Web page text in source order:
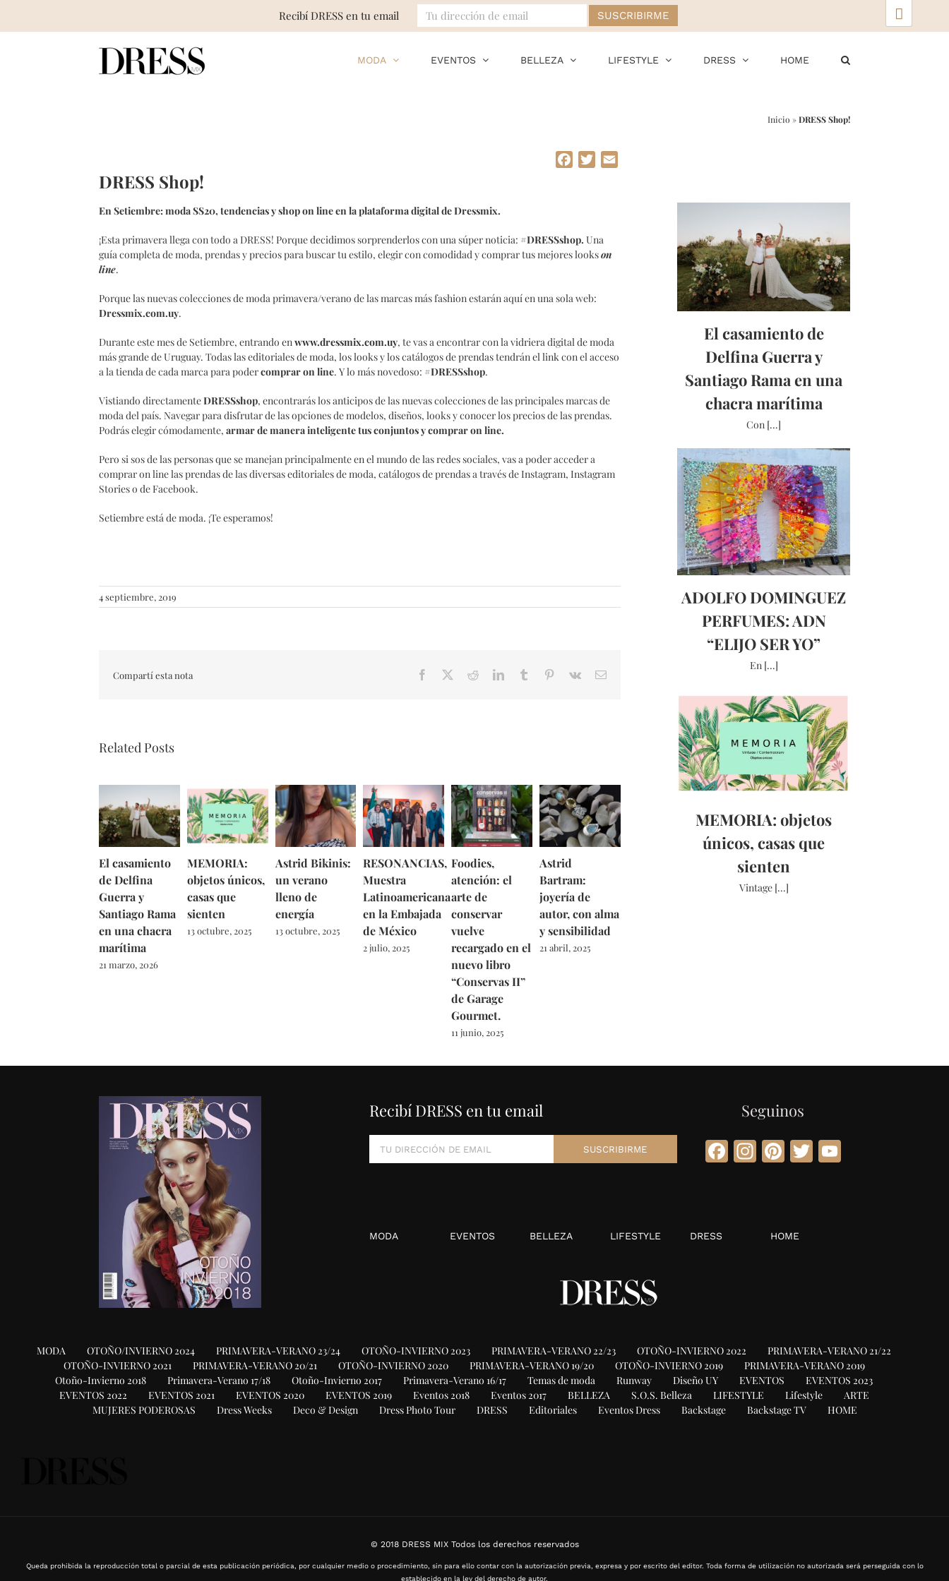
MODA EVENTOS BELLEZA LIFESTYLE DRESS HOME
Inicio »DRESS Shop!
Facebook
Twitter
DRESS Shop!
En Setiembre: moda SS20, tendencias y shop on line en la plataforma digital de Dressmix.
¡Esta primavera llega con todo a DRESS! Porque decidimos sorprenderlos con una súper noticia: #DRESSshop. Una
guía completa de moda, prendas y precios para buscar tu estilo, elegir con comodidad y comprar tus mejores lookson
line.
Porque las nuevas colecciones de moda primavera/verano de las marcas más fashion estarán aquí en una sola web:
Dressmix.com.uy.
Durante este mes de Setiembre, entrando enwww.dressmix.com.uy, te vas a encontrar con la vidriera digital de moda
más grande de Uruguay. Todas las editoriales de moda, los looks y los catálogos de prendas tendrán el link con el acceso
a la tienda de cada marca para podercomprar on line. Y lo más novedoso: #DRESSshop.
Vistiando directamenteDRESSshop, encontrarás los anticipos de las nuevas colecciones de las principales marcas de
moda del país. Navegar para disfrutar de las opciones de modelos, diseños, looks y conocer los precios de las prendas.
Podrás elegir cómodamente, armar de manera inteligente tus conjuntos y comprar on line.
Pero si sos de las personas que se manejan principalmente en el mundo de las redes sociales, vas a poder acceder a
comprar on line las prendas de las diversas editoriales de moda, catálogos de prendas a través de Instagram, Instagram
Stories o de Facebook.
Setiembre está de moda. ¡Te esperamos!
4 septiembre, 2019
Compartí esta nota Facebook RedditLinkedInTumblr Pinterest
Vk Email
Related Posts
El casamiento
de Delfina
Guerra y
Santiago Rama
en una chacra
marítima
21 marzo, 2026
MEMORIA:
objetos únicos,
casas que
sienten
13 octubre, 2025
Astrid Bikinis:
un verano
lleno de
energía
13 octubre, 2025
RESONANCIAS,
Muestra
Latinoamericana
en la Embajada
de México
2 julio, 2025
Foodies,
atención: el
arte de
conservar
vuelve
recargado en el
nuevo libro
“Conservas II”
de Garage
Gourmet.
11 junio, 2025
Astrid
Bartram:
joyería de
autor, con alma
y sensibilidad
21 abril, 2025
El casamiento de
Delfina Guerra y
Santiago Rama en una
chacra marítima
Con [...]
ADOLFO DOMINGUEZ
PERFUMES: ADN
“ELIJO SER YO”
En [...]
MEMORIA: objetos
únicos, casas que
sienten
Vintage [...]
Recibí DRESS en tu email Seguinos
Facebook
Instagram
Pinterest
TwitterYouTube
MODA EVENTOS BELLEZA LIFESTYLE DRESS HOME
MODA OTOÑO/INVIERNO 2024 PRIMAVERA-VERANO 23/24 OTOÑO-INVIERNO 2023 PRIMAVERA-VERANO 22/23 OTOÑO-INVIERNO 2022
PRIMAVERA-VERANO 21/22
OTOÑO-INVIERNO 2021
PRIMAVERA-VERANO 20/21 OTOÑO-INVIERNO 2020 PRIMAVERA-VERANO 19/20 OTOÑO-INVIERNO 2019
PRIMAVERA-VERANO 2019
Otoño-Invierno 2018
Primavera-Verano 17/18 Otoño-Invierno 2017 Primavera-Verano 16/17 Temas de moda Runway Diseño UY EVENTOS
EVENTOS 2023
EVENTOS 2022
EVENTOS 2021 EVENTOS 2020 EVENTOS 2019 Eventos 2018 Eventos 2017 BELLEZA S.O.S. Belleza LIFESTYLE Lifestyle
ARTE
MUJERES PODEROSAS
Dress Weeks Deco & Design Dress Photo Tour DRESS Editoriales Eventos Dress Backstage Backstage TV HOME
© 2018 DRESS MIX Todos los derechos reservados
Queda prohibida la reproducción total o parcial de esta publicación periódica, por cualquier medio o procedimiento, sin para ello contar con la autorización previa, expresa y por escrito del editor. Toda forma de utilización no autorizada será perseguida con lo
establecido en la ley del derecho de autor.
Recibí DRESS en tu email